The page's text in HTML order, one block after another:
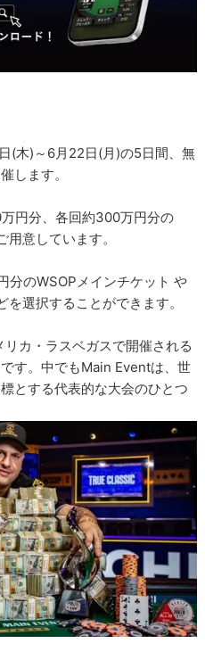
(木)～6月22日(月)の5日間、無
します。
円分、各回約300万円分の
意しています。
分のWSOPメインチケット や
選択することができます。
カ・ラスベガスで開催される
す。中でもMain Eventは、世
とする代表的な大会のひとつ